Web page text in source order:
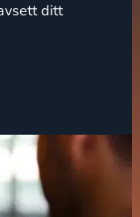
ditt